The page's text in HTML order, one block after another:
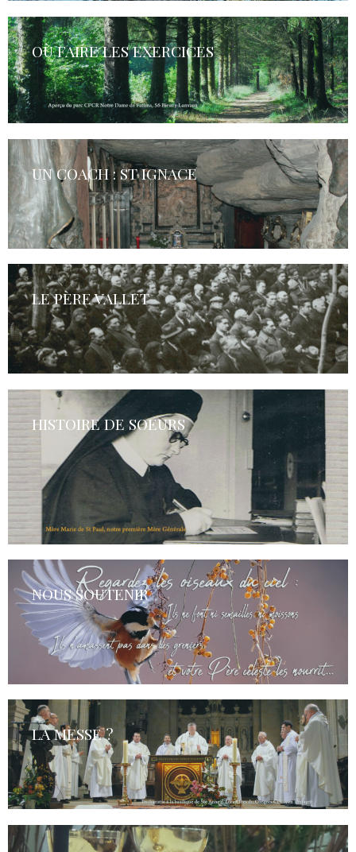
OÙ FAIRE LES EXERCICES
UN COACH : ST IGNACE
LE PÈRE VALLET
HISTOIRE DE SOEURS
NOUS SOUTENIR
LA MESSE ?